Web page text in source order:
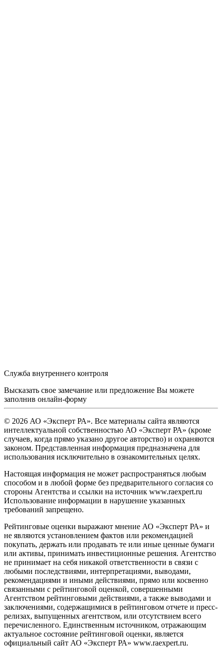
Служба внутреннего контроля
Высказать свое замечание или предложение Вы можете
заполнив онлайн-форму
© 2026 АО «Эксперт РА». Все материалы сайта являются
интеллектуальной собственностью АО «Эксперт РА» (кроме
случаев, когда прямо указано другое авторство) и охраняются
законом. Представленная информация предназначена для
использования исключительно в ознакомительных целях.
Настоящая информация не может распространяться любым
способом и в любой форме без предварительного согласия со
стороны Агентства и ссылки на источник www.raexpert.ru
Использование информации в нарушение указанных
требований запрещено.
Рейтинговые оценки выражают мнение АО «Эксперт РА» и
не являются установлением фактов или рекомендацией
покупать, держать или продавать те или иные ценные бумаги
или активы, принимать инвестиционные решения. Агентство
не принимает на себя никакой ответственности в связи с
любыми последствиями, интерпретациями, выводами,
рекомендациями и иными действиями, прямо или косвенно
связанными с рейтинговой оценкой, совершенными
Агентством рейтинговыми действиями, а также выводами и
заключениями, содержащимися в рейтинговом отчете и пресс-
релизах, выпущенных агентством, или отсутствием всего
перечисленного. Единственным источником, отражающим
актуальное состояние рейтинговой оценки, является
официальный сайт АО «Эксперт РА» www.raexpert.ru.